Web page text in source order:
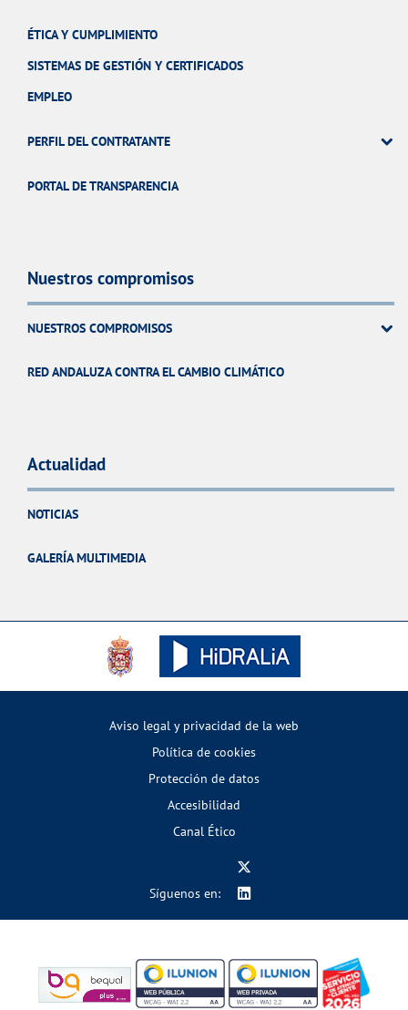
ÉTICA Y CUMPLIMIENTO
SISTEMAS DE GESTIÓN Y CERTIFICADOS
EMPLEO
PERFIL DEL CONTRATANTE
PORTAL DE TRANSPARENCIA
Nuestros compromisos
NUESTROS COMPROMISOS
RED ANDALUZA CONTRA EL CAMBIO CLIMÁTICO
Actualidad
NOTICIAS
GALERÍA MULTIMEDIA
Aviso legal y privacidad de la web
Política de cookies
Protección de datos
Accesibilidad
Canal Ético
Síguenos en: